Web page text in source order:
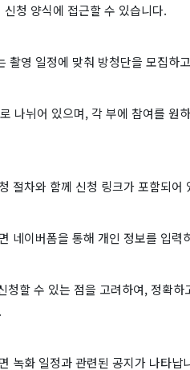
청 양식에 접근할 수 있습니다.
촬영 일정에 맞춰 방청단을 모집하
나뉘어 있으며, 각 부에 참여를 원
절차와 함께 신청 링크가 포함되어
네이버폼을 통해 개인 정보를 입력
청할 수 있는 점을 고려하여, 정확
녹화 일정과 관련된 공지가 나타납